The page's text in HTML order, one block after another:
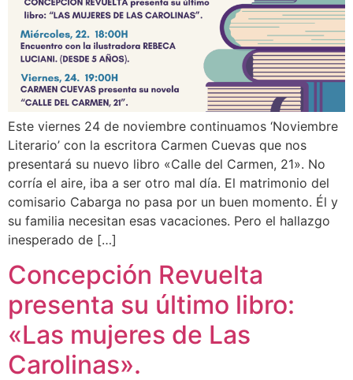
Este viernes 24 de noviembre continuamos ‘Noviembre
Literario’ con la escritora Carmen Cuevas que nos
presentará su nuevo libro «Calle del Carmen, 21». No
corría el aire, iba a ser otro mal día. El matrimonio del
comisario Cabarga no pasa por un buen momento. Él y
su familia necesitan esas vacaciones. Pero el hallazgo
inesperado de […]
Concepción Revuelta
presenta su último libro:
«Las mujeres de Las
Carolinas».